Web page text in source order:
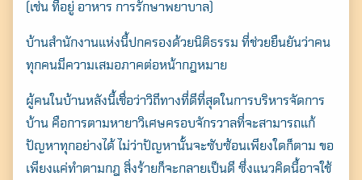
(เช่น ที่อยู่ อาหาร การรักษาพยาบาล)
บ้านสำนักงานแห่งนี้ปกครองด้วยนิติธรรม ที่ช่วยยืนยันว่าคน
ทุกคนมีความเสมอภาคต่อหน้ากฎหมาย
ผู้คนในบ้านหลังนี้เชื่อว่าวิถีทางที่ดีที่สุดในการบริหารจัดการ
บ้าน คือการตามหายาวิเศษครอบจักรวาลที่จะสามารถแก้
ปัญหาทุกอย่างได้ ไม่ว่าปัญหานั้นจะซับซ้อนเพียงใดก็ตาม ขอ
เพียงแค่ทำตามกฎ สิ่งร้ายก็จะกลายเป็นดี ซึ่งแนวคิดนี้อาจใช้